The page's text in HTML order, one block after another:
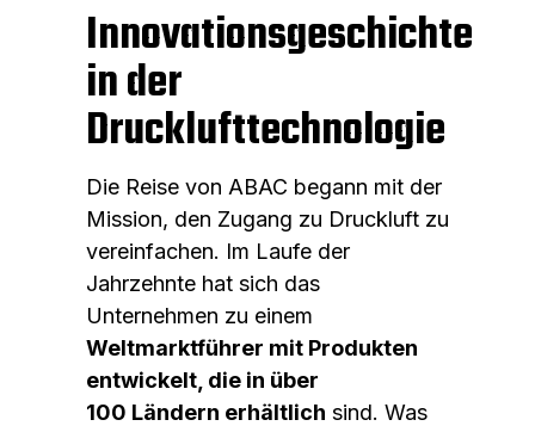
Innovationsgeschichte
in der
Drucklufttechnologie
Die Reise von ABAC begann mit der
Mission, den Zugang zu Druckluft zu
vereinfachen. Im Laufe der
Jahrzehnte hat sich das
Unternehmen zu einem
Weltmarktführer mit Produkten
entwickelt, die in über
100 Ländern erhältlich sind. Was